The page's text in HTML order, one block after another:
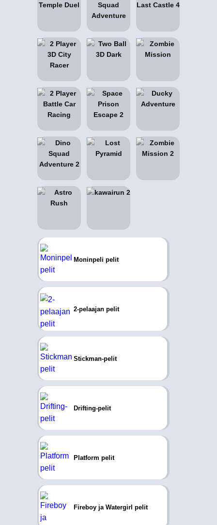
Moninpeli pelit
2-pelaajan pelit
Stickman-pelit
Drifting-pelit
Platform pelit
Fireboy ja Watergirl pelit